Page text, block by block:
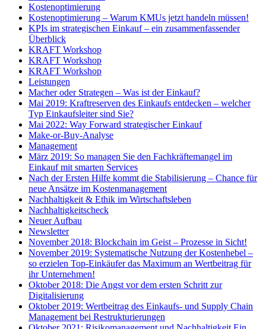
Kostenoptimierung
Kostenoptimierung – Warum KMUs jetzt handeln müssen!
KPIs im strategischen Einkauf – ein zusammenfassender
Überblick
KRAFT Workshop
KRAFT Workshop
KRAFT Workshop
Leistungen
Macher oder Strategen – Was ist der Einkauf?
Mai 2019: Kraftreserven des Einkaufs entdecken – welcher
Typ Einkaufsleiter sind Sie?
Mai 2022: Way Forward strategischer Einkauf
Make-or-Buy-Analyse
Management
März 2019: So managen Sie den Fachkräftemangel im
Einkauf mit smarten Services
Nach der Ersten Hilfe kommt die Stabilisierung – Chance für
neue Ansätze im Kostenmanagement
Nachhaltigkeit & Ethik im Wirtschaftsleben
Nachhaltigkeitscheck
Neuer Aufbau
Newsletter
November 2018: Blockchain im Geist – Prozesse in Sicht!
November 2019: Systematische Nutzung der Kostenhebel –
so erzielen Top-Einkäufer das Maximum an Wertbeitrag für
ihr Unternehmen!
Oktober 2018: Die Angst vor dem ersten Schritt zur
Digitalisierung
Oktober 2019: Wertbeitrag des Einkaufs- und Supply Chain
Management bei Restrukturierungen